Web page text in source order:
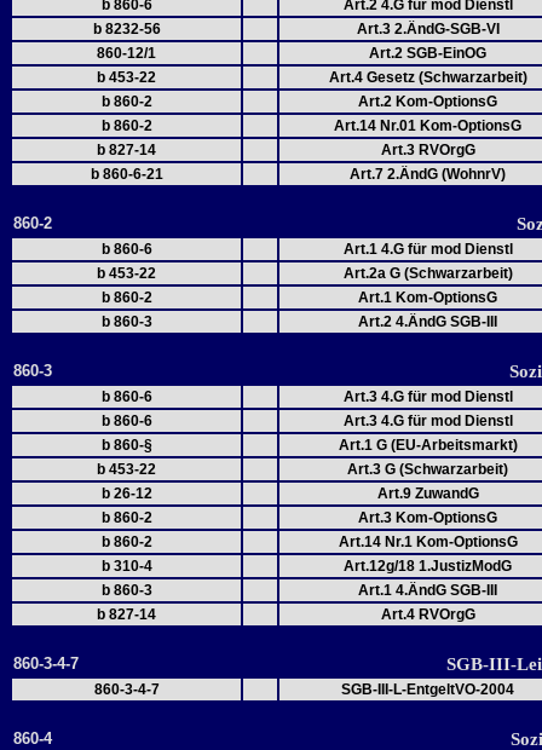
b 860-6
Art.2 4.G für mod Dienstl
b 8232-56
Art.3 2.ÄndG-SGB-VI
860-12/1
Art.2 SGB-EinOG
b 453-22
Art.4 Gesetz (Schwarzarbeit)
b 860-2
Art.2 Kom-OptionsG
b 860-2
Art.14 Nr.01 Kom-OptionsG
b 827-14
Art.3 RVOrgG
b 860-6-21
Art.7 2.ÄndG (WohnrV)
860-2
b 860-6
Art.1 4.G für mod Dienstl
b 453-22
Art.2a G (Schwarzarbeit)
b 860-2
Art.1 Kom-OptionsG
b 860-3
Art.2 4.ÄndG SGB-III
860-3
b 860-6
Art.3 4.G für mod Dienstl
b 860-6
Art.3 4.G für mod Dienstl
b 860-§
Art.1 G (EU-Arbeitsmarkt)
b 453-22
Art.3 G (Schwarzarbeit)
b 26-12
Art.9 ZuwandG
b 860-2
Art.3 Kom-OptionsG
b 860-2
Art.14 Nr.1 Kom-OptionsG
b 310-4
Art.12g/18 1.JustizModG
b 860-3
Art.1 4.ÄndG SGB-III
b 827-14
Art.4 RVOrgG
860-3-4-7 SGB-III-
860-3-4-7 SGB-III-L-EntgeltVO-2004
860-4